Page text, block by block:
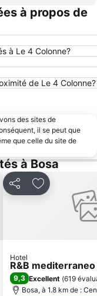
beach
beach
à propos de
à Le 4 Colonne?
de Le 4 Colonne?
des sites de
il se peut que
que celle du site de
à Bosa
PartagerAjouter à
Hotel
R&B mediterraneo
9,3 Excellent (619
Bosa, à 1.8 km de :